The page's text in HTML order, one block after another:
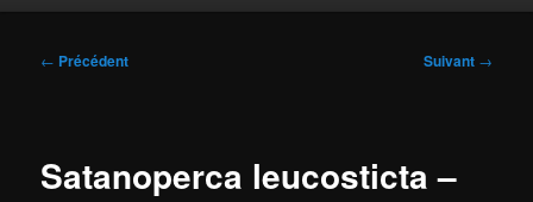
Navigation
← Précédent Suivant →
Satanoperca leucosticta –